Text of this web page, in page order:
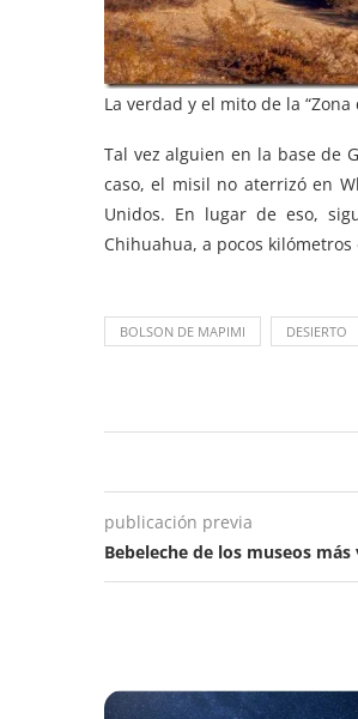
La verdad y el mito de la “Zona
Tal vez alguien en la base de
caso, el misil no aterrizó en
Unidos. En lugar de eso,
Chihuahua, a pocos
BOLSON DE MAPIMI DESIERTO
publicación previa
Bebeleche de los museos